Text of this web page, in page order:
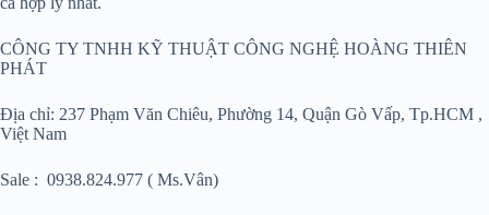
CÔNG TY TNHH KỸ THUẬT CÔNG NGHỆ HOÀNG THIÊN
PHÁT
Địa chỉ: 237 Phạm Văn Chiêu, Phường 14, Quận Gò Vấp, Tp.HCM ,
Việt Nam
Sale : 0938.824.977 ( Ms.Vân)